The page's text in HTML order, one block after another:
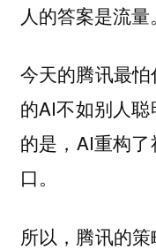
人的答案是流量。
今天的腾讯最
的AI不如别人
的是，AI重构
口。
所以，腾讯的